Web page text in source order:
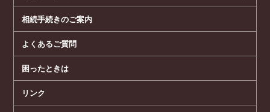
相続手続きのご案内
よくあるご質問
困ったときは
リンク